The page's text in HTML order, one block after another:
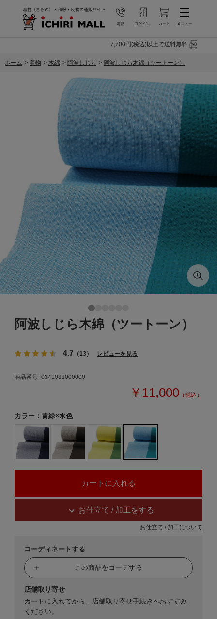
7,700円(税込)以上で送料無料
ホーム > 着物 > 木綿 > 阿波しじら > 阿波しじら木綿（ツートーン）
阿波しじら木綿（ツートーン）
4.7 （13） レビューを見る
商品番号 0341088000000
￥11,000 （税込）
カラー：青緑×水色
お仕立て / 加工をする
お仕立て / 加工について
コーディネートする
この商品をコーデする
店舗取り寄せ
カートに入れてから、店舗取り寄せ手続きへおすすみ
ください。